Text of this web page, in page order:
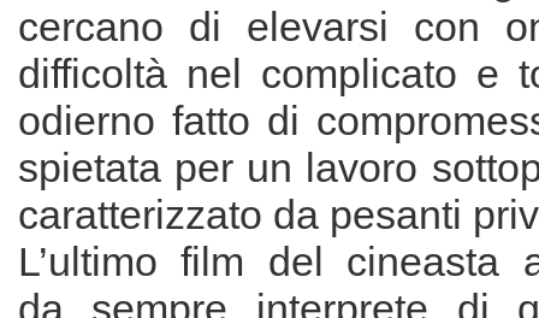
cercano di elevarsi con
difficoltà nel complicato e
odierno fatto di
spietata per un lavoro
caratterizzato da pesanti
L’ultimo film del cineasta
da sempre interprete di